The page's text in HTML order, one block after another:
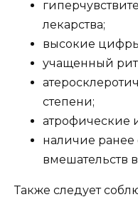
лекарства;
высокие
учащенный
степени;
атрофические
наличие ранее
вмешательств
Также следует